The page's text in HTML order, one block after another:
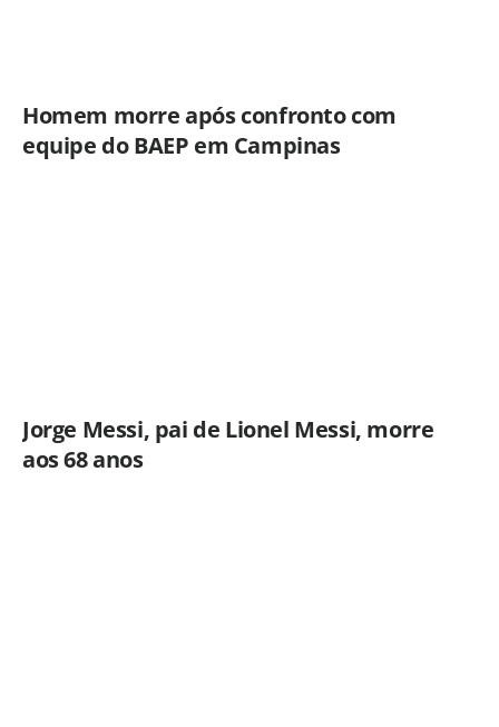
Homem morre após confronto com
equipe do BAEP em Campinas
Jorge Messi, pai de Lionel Messi, morre
aos 68 anos